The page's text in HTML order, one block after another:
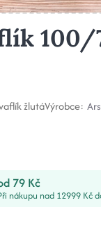
žlutáVýrobce: Ars
79 Kč
nákupu nad 12999 Kč